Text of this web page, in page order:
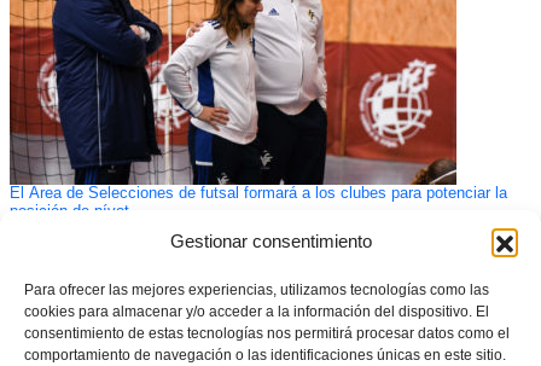
Gestionar consentimiento
Para ofrecer las mejores experiencias, utilizamos tecnologías como las
cookies para almacenar y/o acceder a la información del dispositivo. El
consentimiento de estas tecnologías nos permitirá procesar datos como el
comportamiento de navegación o las identificaciones únicas en este sitio.
El Área de Selecciones de futsal formará a los clubes para potenciar la
posición de pívot